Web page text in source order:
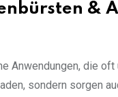
&
Anwendungen, die
sondern sorgen